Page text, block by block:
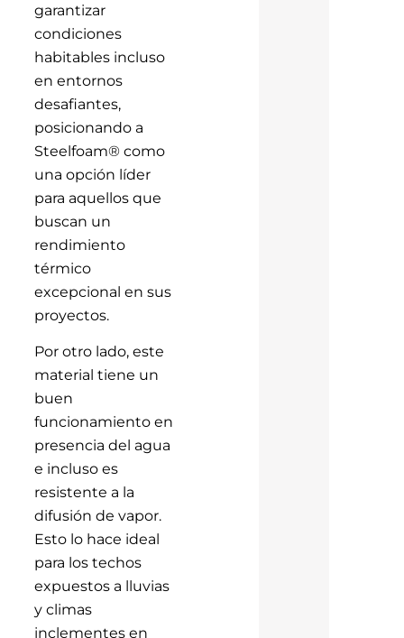
garantizar
condiciones
habitables incluso
en entornos
desafiantes,
posicionando a
Steelfoam® como
una opción líder
para aquellos que
buscan un
rendimiento
térmico
excepcional en sus
proyectos.
Por otro lado, este
material tiene un
buen
funcionamiento en
presencia del agua
e incluso es
resistente a la
difusión de vapor.
Esto lo hace ideal
para los techos
expuestos a lluvias
y climas
inclementes en